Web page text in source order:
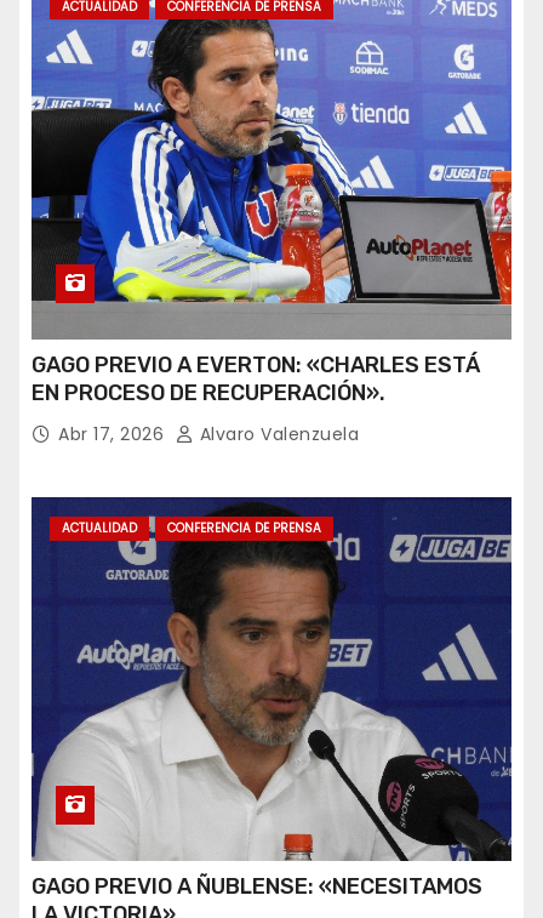
ACTUALIDAD CONFERENCIA DE PRENSA
GAGO PREVIO A EVERTON: «CHARLES ESTÁ
EN PROCESO DE RECUPERACIÓN».
Abr 17, 2026 Alvaro Valenzuela
ACTUALIDAD CONFERENCIA DE PRENSA
GAGO PREVIO A ÑUBLENSE: «NECESITAMOS